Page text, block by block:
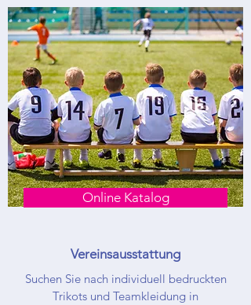
Online Katalog
Vereinsausstattung
Suchen Sie nach individuell bedruckten
Trikots und Teamkleidung in